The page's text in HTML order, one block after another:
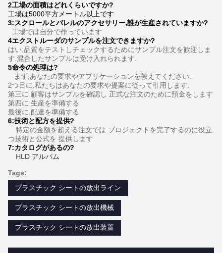
2工場の面積はどれくらいですか?
工場は5000平方メートル以上です
3:スクロールとバレルのアクセサリー,誰が生産されていますか?
工場では自分で作っています
4エクストルーダのサンプルを注文できますか?
はい,品質をテストしチェックするためにサンプル注文を歓迎しま
す.混合したサンプルは受け入れられます.
5命令の処理は?
まず,あなたの要求やアプリケーションを教えてください.
2つ目に,私たちはあなたの要求や提案に従って引用します.
第三に 顧客はサンプルを確認し 正式な注文のために預金をします
第四に 生産を準備する
最後に,配達を準備する
6:技術と配方を提供?
特定の金額を超える注文では プロジェクトを完了するのに役立
つ技術と公式を 提供します
7:カタログがあるの?
HLD アルバム
Tags:
プラスチック シートの放出ライン
プラスチック シートの放出機械
プラスチック シートの放出装置